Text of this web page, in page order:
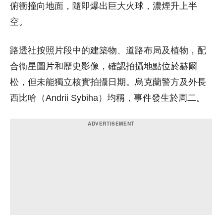
俯衝撞向地面，隨即爆出巨大火球，濃煙升上半
空。
路透社按照片段中的建築物、道路布局及植物，配
合衞星圖片和歷史影像，確認拍攝地點位於赫爾
松，但未能獨立核實拍攝日期。烏克蘭警方及外長
西比哈（Andrii Sybiha）均稱，事件發生於周二。